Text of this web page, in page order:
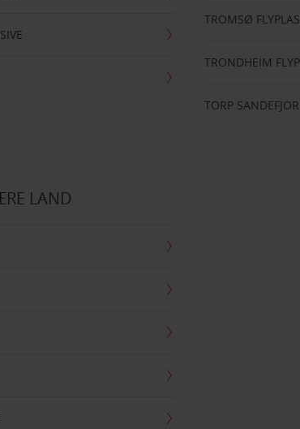
TROMSØ
TRONDHEIM
TORP
LAND